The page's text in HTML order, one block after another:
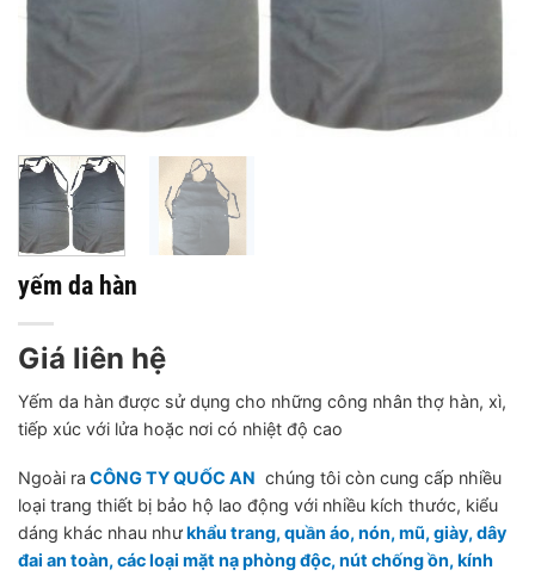
yếm da hàn
Giá liên hệ
Yếm da hàn được sử dụng cho những công nhân thợ hàn, xì,
tiếp xúc với lửa hoặc nơi có nhiệt độ cao
Ngoài ra CÔNG TY QUỐC AN chúng tôi còn cung cấp nhiều
loại trang thiết bị bảo hộ lao động với nhiều kích thước, kiểu
dáng khác nhau nhưkhẩu trang, quần áo, nón, mũ, giày, dây
đai an toàn, các loại mặt nạ phòng độc, nút chống ồn, kính